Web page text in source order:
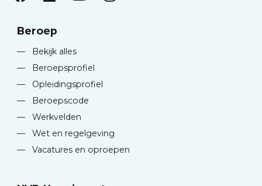
Beroep
—
Bekijk alles
—
Beroepsprofiel
—
Opleidingsprofiel
—
Beroepscode
—
Werkvelden
—
Wet en regelgeving
—
Vacatures en oproepen